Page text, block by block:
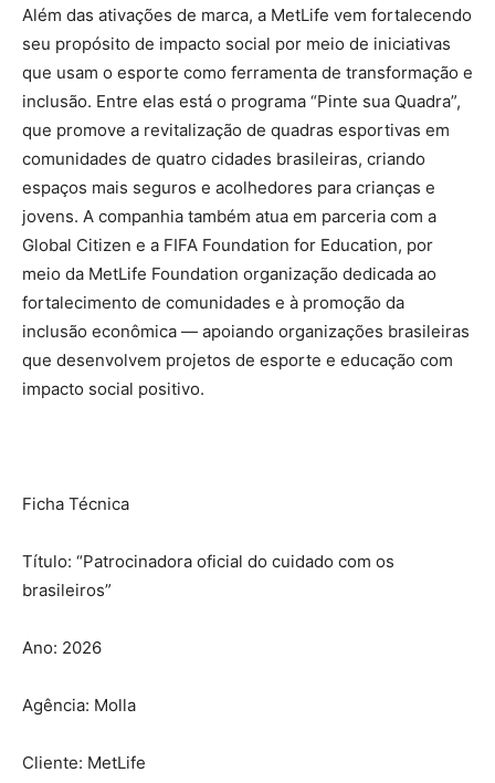
Além das ativações de marca, a MetLife vem fortalecendo
seu propósito de impacto social por meio de iniciativas
que usam o esporte como ferramenta de transformação e
inclusão. Entre elas está o programa “Pinte sua Quadra”,
que promove a revitalização de quadras esportivas em
comunidades de quatro cidades brasileiras, criando
espaços mais seguros e acolhedores para crianças e
jovens. A companhia também atua em parceria com a
Global Citizen e a FIFA Foundation for Education, por
meio da MetLife Foundation organização dedicada ao
fortalecimento de comunidades e à promoção da
inclusão econômica — apoiando organizações brasileiras
que desenvolvem projetos de esporte e educação com
impacto social positivo.
Ficha Técnica
Título: “Patrocinadora oficial do cuidado com os
brasileiros”
Ano: 2026
Agência: Molla
Cliente: MetLife